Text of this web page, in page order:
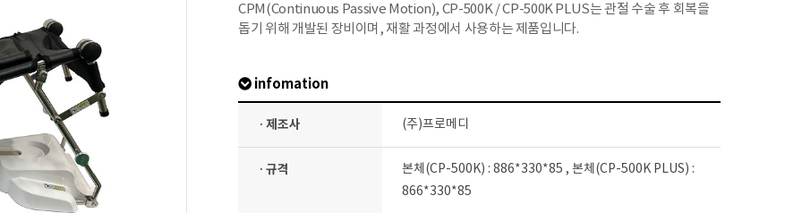
CPM(Continuous Passive Motion), CP-500K / CP-500K PLUS는 관절 수술 후 회복을
돕기 위해 개발된 장비이며, 재활 과정에서 사용하는 제품입니다.
infomation
· 제조사 (주)프로메디
· 규격
본체(CP-500K) : 886*330*85 , 본체(CP-500K PLUS) :
866*330*85